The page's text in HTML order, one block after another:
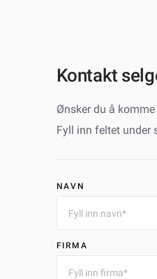
Kontakt
Ønsker du å
Fyll inn feltet under
NAVN
FIRMA